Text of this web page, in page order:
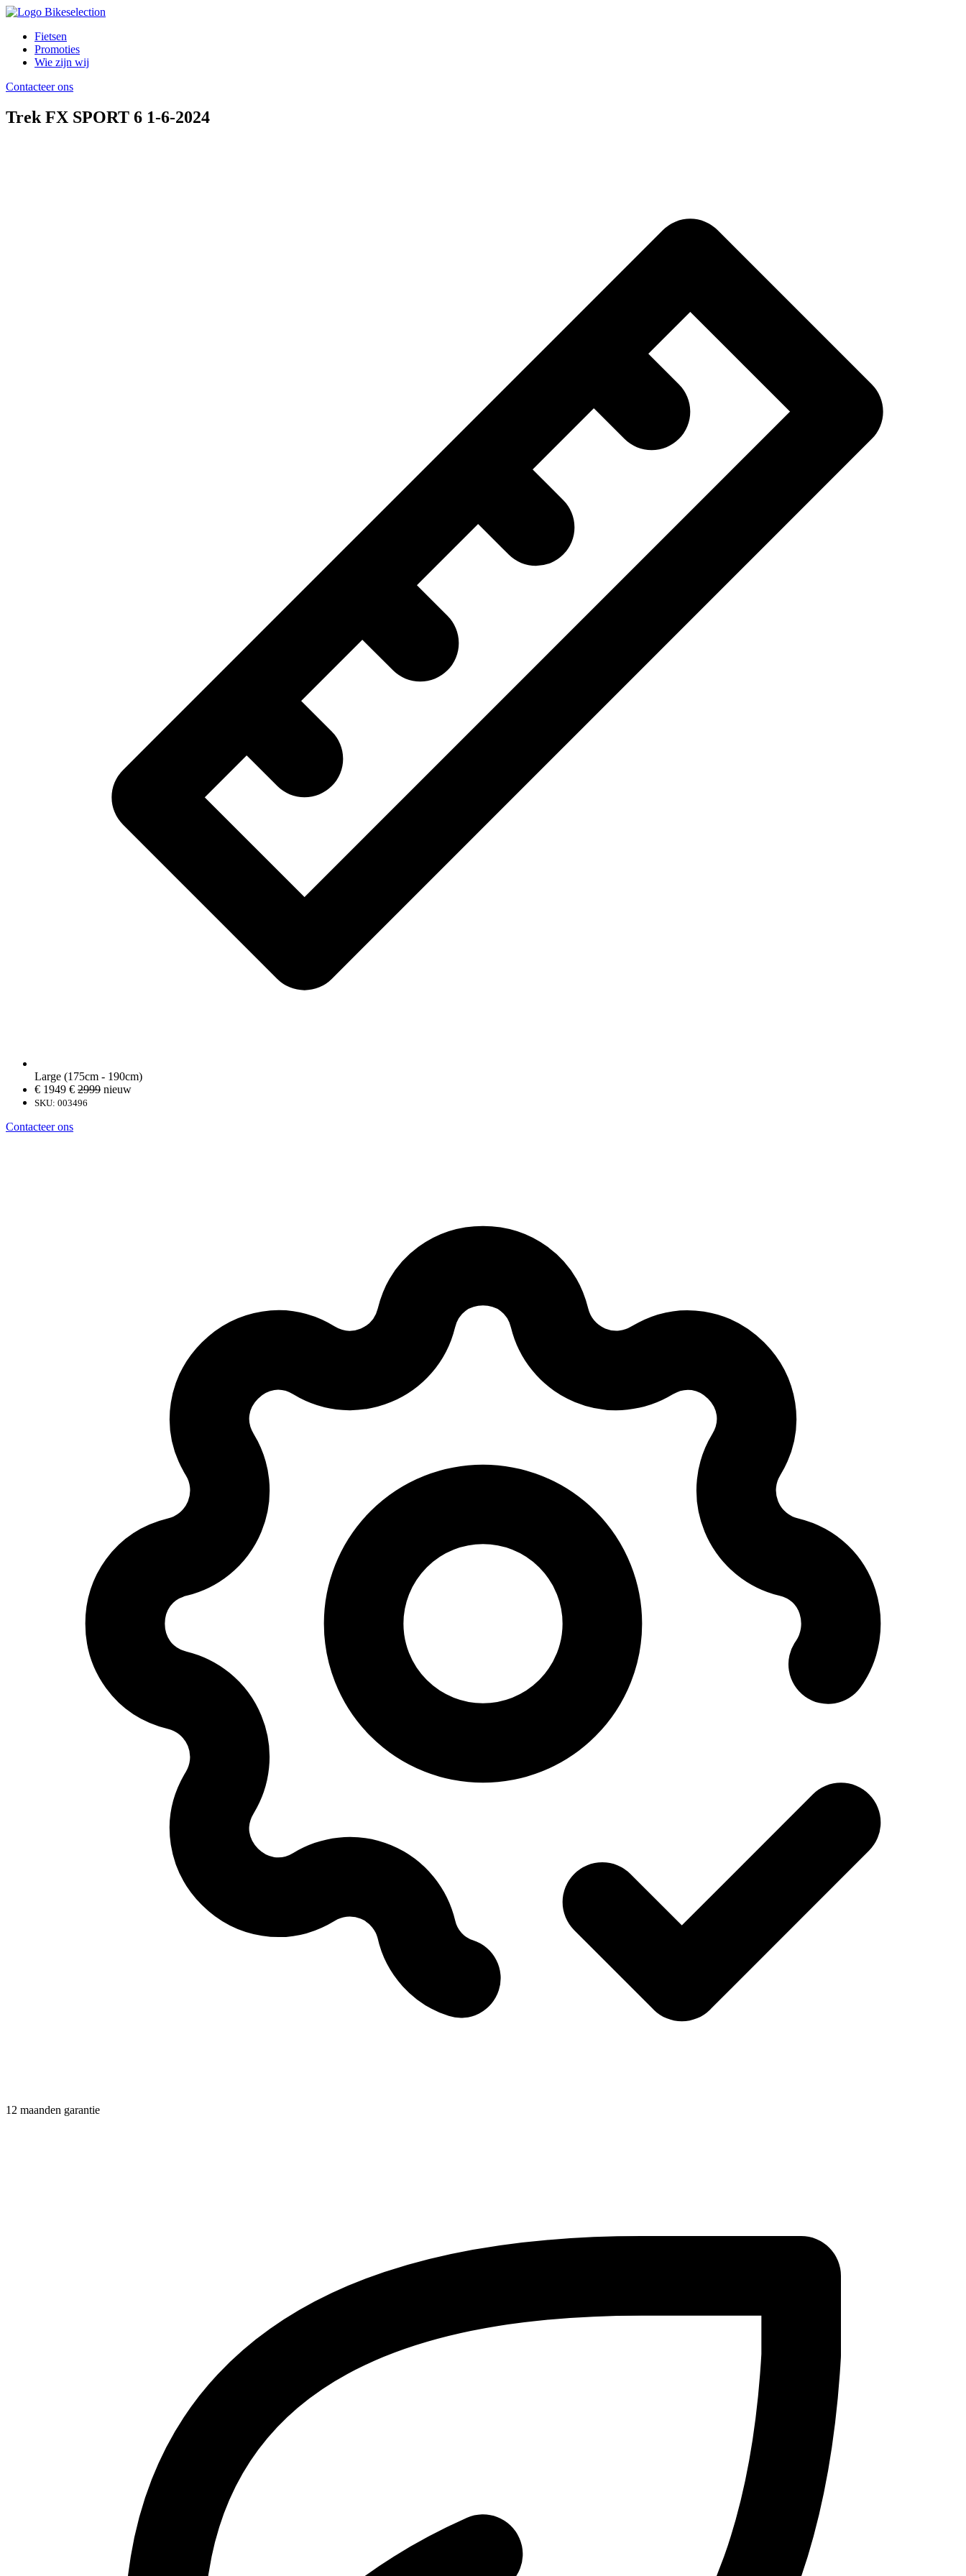
Fietsen
Promoties
Wie zijn wij
Contacteer ons
Trek FX SPORT 6 1-6-2024
Large (175cm - 190cm)
€ 1949 € 2999 nieuw
SKU: 003496
Contacteer ons
12 maanden garantie